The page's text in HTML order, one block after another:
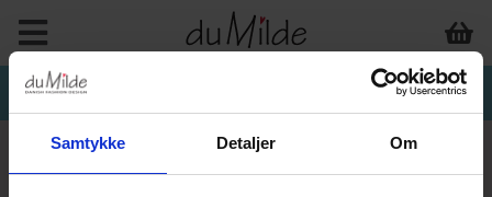
Samtykke Detaljer Om